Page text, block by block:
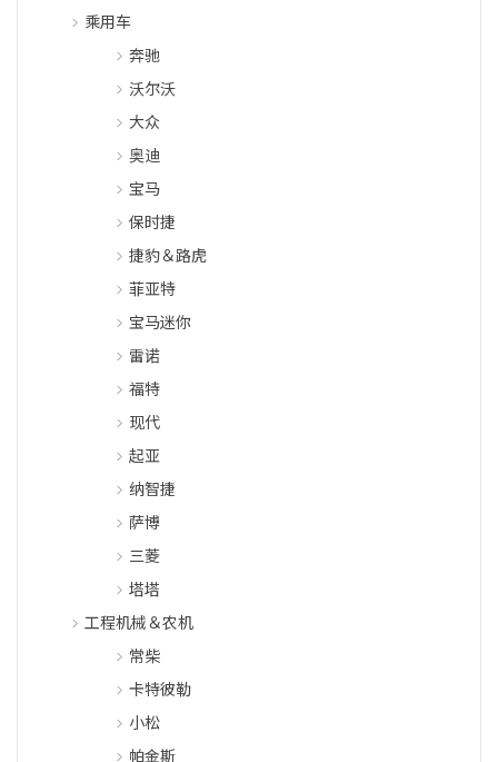
乘用车
奔驰
沃尔沃
大众
奥迪
宝马
保时捷
捷豹＆路虎
菲亚特
宝马迷你
雷诺
福特
现代
起亚
纳智捷
萨博
三菱
塔塔
工程机械＆农机
常柴
卡特彼勒
小松
帕金斯